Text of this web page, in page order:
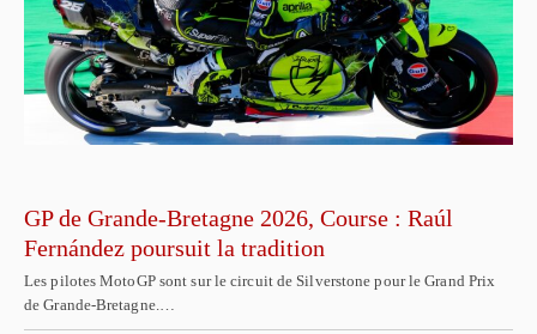
GP de Grande-Bretagne 2026, Course : Raúl
Fernández poursuit la tradition
Les pilotes MotoGP sont sur le circuit de Silverstone pour le Grand Prix
de Grande-Bretagne.…